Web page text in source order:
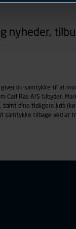
ser ud eller
anvender
på markedsføring,
mv.) samt de
endvidere til
nyheder,
du samtykke til at
Carl Ras A/S tilbyder.
samt dine tidligere køb
samtykke tilbage ved at